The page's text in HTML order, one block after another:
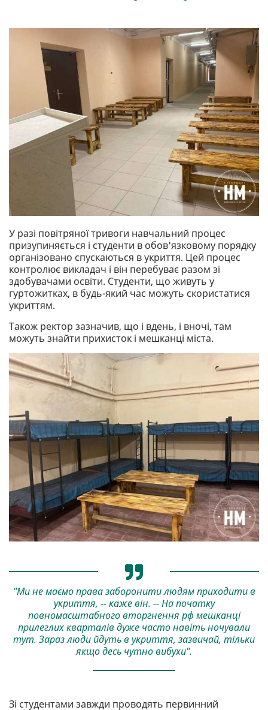
У разі повітряної тривоги навчальний процес
призупиняється і студенти в обов'язковому порядку
організовано спускаються в укриття. Цей процес
контролює викладач і він перебуває разом зі
здобувачами освіти. Студенти, що живуть у
гуртожитках, в будь-який час можуть скористатися
укриттям.
Також ректор зазначив, що і вдень, і вночі, там
можуть знайти прихисток і мешканці міста.
"Ми не маємо права заборонити людям приходити в
укриття, -- каже він. -- На початку
повномасштабного вторгнення рф мешканці
прилеглих кварталів дуже часто навіть ночували
тут. Зараз люди йдуть в укриття, зазвичай, тільки
якщо десь чутно вибухи".
Зі студентами завжди проводять первинний